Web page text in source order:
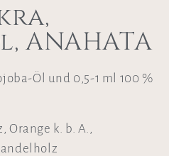
ANAHATA
Öl und 0,5-1 ml 100 %
k. b. A.,